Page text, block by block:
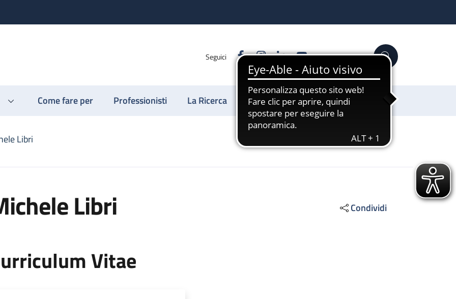
Seguici FacebookInstagram
LinkedinYouTube Cerca
Come fare per Professionisti La Ricerca Sostienici
Libri
Libri Condividi
Vitae